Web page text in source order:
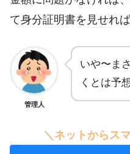
て身分証明書を見せれ
管理人
いや〜ま
くとは予
＼ネットからス